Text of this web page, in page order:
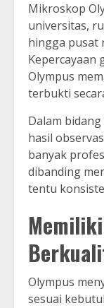
Mikroskop
universitas,
hingga pusat
Kepercayaan
Olympus
terbukti
Dalam
hasil
banyak
dibanding
tentu
Olympus
sesuai